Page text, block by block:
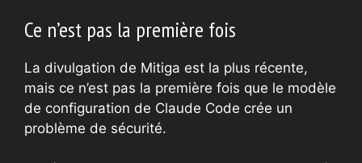
Ce n’est pas la première fois
La divulgation de Mitiga est la plus récente,
mais ce n’est pas la première fois que le modèle
de configuration de Claude Code crée un
problème de sécurité.